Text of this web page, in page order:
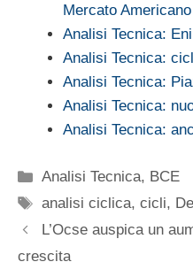
Mercato Americano
Analisi Tecnica:
Analisi Tecnica:
Analisi Tecnica:
Analisi Tecnica:
Analisi Tecnica:
Categorie
Analisi Tecnica, BCE
Tag
analisi ciclica,cicli,
L’Ocse auspica un
crescita